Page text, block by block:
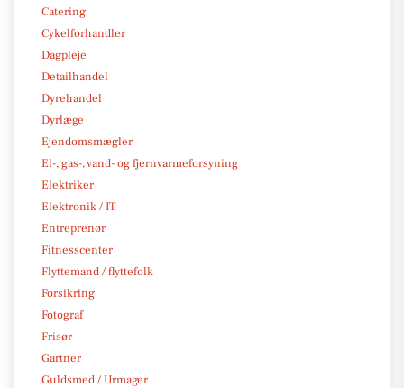
Catering
Cykelforhandler
Dagpleje
Detailhandel
Dyrehandel
Dyrlæge
Ejendomsmægler
El-, gas-, vand- og fjernvarmeforsyning
Elektriker
Elektronik / IT
Entreprenør
Fitnesscenter
Flyttemand / flyttefolk
Forsikring
Fotograf
Frisør
Gartner
Guldsmed / Urmager